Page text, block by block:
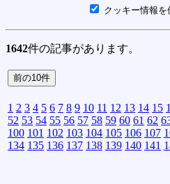
クッキー情報を
1642件の記事があります。
1 2 3 4 5 6 7 8 9 10 11 12 13 14 15
52 53 54 55 56 57 58 59 60 61 62
100 101 102 103 104 105 106 107
134 135 136 137 138 139 140 141